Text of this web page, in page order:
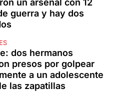
un arsenal con 12
guerra y hay dos
dos hermanos
presos por golpear
a un adolescente
las zapatillas